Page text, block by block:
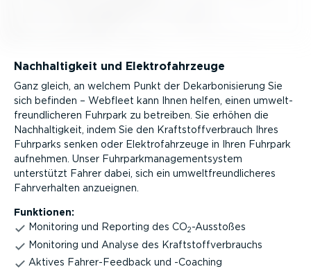
Nachhal­tigkeit und Elektro­fahr­zeuge
Ganz gleich, an welchem Punkt der Dekar­bo­ni­sierung Sie
sich befinden – Webfleet kann Ihnen helfen, einen umwelt­
freund­li­cheren Fuhrpark zu betreiben. Sie erhöhen die
Nachhal­tigkeit, indem Sie den Kraft­stoff­ver­brauch Ihres
Fuhrparks senken oder Elektro­fahr­zeuge in Ihren Fuhrpark
aufnehmen. Unser Fuhrpark­ma­nage­ment­system
unterstützt Fahrer dabei, sich ein umwelt­freund­li­cheres
Fahrver­halten anzueignen.
Funktionen:
Monitoring und Reporting des CO2-Ausstoßes
Monitoring und Analyse des Kraft­stoff­ver­brauchs
Aktives Fahrer-­Feedback und -Coaching